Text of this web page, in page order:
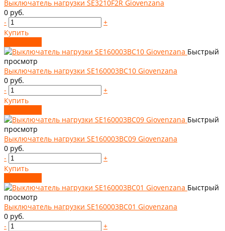
Выключатель нагрузки SE3210F2R Giovenzana
0 руб.
-
+
Купить
Быстрый
просмотр
Выключатель нагрузки SE160003BC10 Giovenzana
0 руб.
-
+
Купить
Быстрый
просмотр
Выключатель нагрузки SE160003BC09 Giovenzana
0 руб.
-
+
Купить
Быстрый
просмотр
Выключатель нагрузки SE160003BC01 Giovenzana
0 руб.
-
+